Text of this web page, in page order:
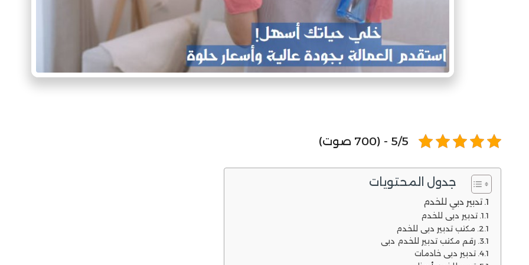
5/5 - (700 صوت)
جدول المحتويات
تدبير دبي للخدم
تدبير دبي للخدم
مكتب تدبير دبي للخدم
رقم مكتب تدبير للخدم دبي
تدبير دبي خادمات